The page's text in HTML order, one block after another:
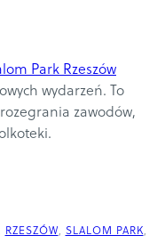
Park Rzeszów
wydarzeń. To
zawodów,
RZESZÓW, SLALOM PARK,